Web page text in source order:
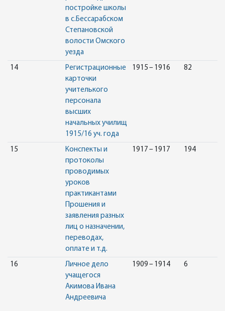
постройке школы
в с.Бессарабском
Степановской
волости Омского
уезда
14
Регистрационные
карточки
учителького
персонала
высших
начальных училищ
1915/16 уч. года
1915 – 1916 82
15
Конспекты и
протоколы
проводимых
уроков
практикантами
Прошения и
заявления разных
лиц о назначении,
переводах,
оплате и т.д.
1917 – 1917 194
16
Личное дело
учащегося
Акимова Ивана
Андреевича
1909 – 1914 6